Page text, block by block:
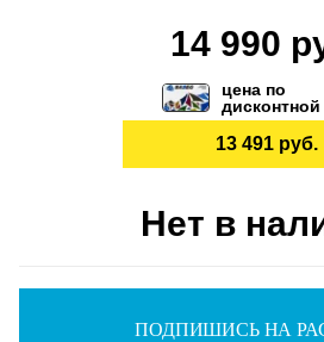
14 990
цена по
дисконтной
13 491 руб.
Нет в
ПОДПИШИСЬ НА